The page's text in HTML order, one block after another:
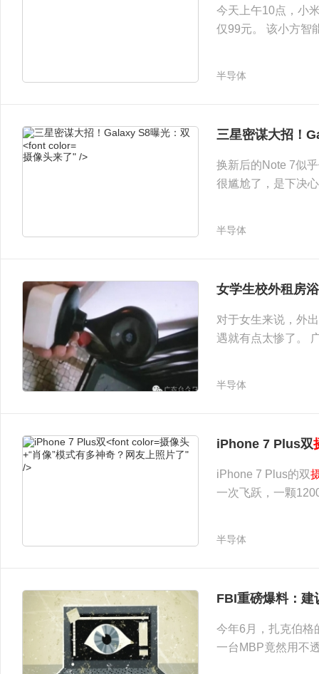
今天上午10点，小
仅99元。 该小方智
半导体
摄像头来了" />
三星密谋大招！
换新后的Note 7似
很尴尬了，是下决
半导体
女学生校外租房
对于女生来说，外
遇就有点太惨了。
半导体
摄像头
+“肖像”模式有多神奇？网友上照片了"
/>
iPhone 7 Plus双
iPhone 7 Plus的双
一次飞跃，一颗
半导体
FBI重磅爆料：建
今年6月，扎克伯格
一台MBP竟然用不